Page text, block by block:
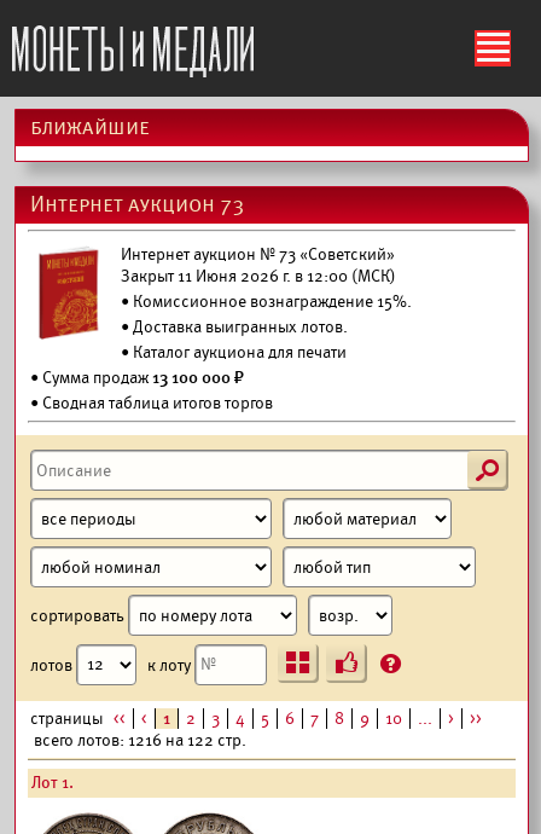
ś
ближайшие
Интернет аукцион 73
Интернет аукцион № 73 «Советский»
Закрыт 11 Июня 2026 г. в 12:00 (МСК)
• Комиссионное вознаграждение 15%.
•Доставка выигранных лотов.
• Каталог аукциона для печати
• Сумма продаж13 100 000 ₽
• Сводная таблица итогов торгов
s
сортировать
лотов к лоту Ъ ?
страницы << < 1 2 3 4 5 6 7 8 9 10 ... >
>>
всего лотов: 1216 на 122 стр.
Лот 1.